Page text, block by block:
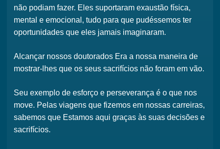
não podiam fazer. Eles suportaram exaustão física,
mental e emocional , tudo para que pudéssemos ter
oportunidades que eles jamais imaginaram.
Alcançar nossos doutorados Era a nossa maneira de
mostrar-lhes que os seus sacrifícios não foram em vão.
Seu exemplo de esforço e perseverança é o que nos
move. Pelas viagens que fizemos em nossas carreiras,
sabemos que Estamos aqui graças às suas decisões e
sacrifícios.